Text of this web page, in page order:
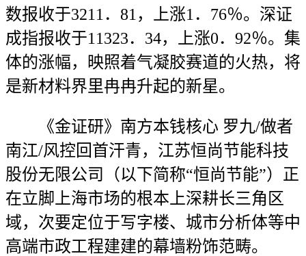
数报收于3211．81，上涨1．76％。深证
成指报收于11323．34，上涨0．92％。集
体的涨幅，映照着气凝胶赛道的火热，将
是新材料界里冉冉升起的新星。
《金证研》南方本钱核心 罗九/做者
南江/风控回首汗青，江苏恒尚节能科技
股份无限公司（以下简称“恒尚节能”）正
在立脚上海市场的根本上深耕长三角区
域，次要定位于写字楼、城市分析体等中
高端市政工程建建的幕墙粉饰范畴。